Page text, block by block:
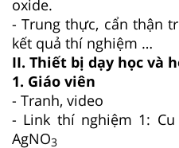
oxide.
- Trung thực, cẩn thận
kết quả thí nghiệm …
II. Thiết bị dạy học và
1. Giáo viên
- Tranh, video
- Link thí nghiệm 1:
AgNO3